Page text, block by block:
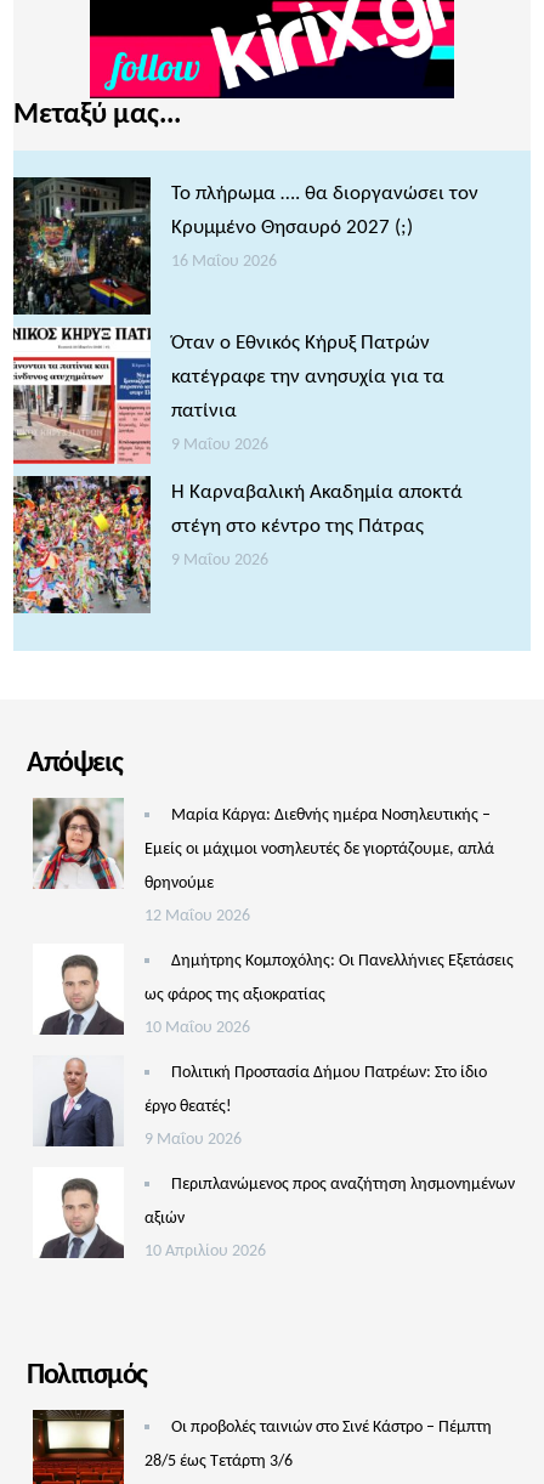
Μεταξύ μας...
Το πλήρωμα …. θα διοργανώσει τον
Κρυμμένο Θησαυρό 2027 (;)
16 Μαΐου 2026
Όταν ο Εθνικός Κήρυξ Πατρών
κατέγραφε την ανησυχία για τα
πατίνια
9 Μαΐου 2026
Η Καρναβαλική Ακαδημία αποκτά
στέγη στο κέντρο της Πάτρας
9 Μαΐου 2026
Απόψεις
Μαρία Κάργα: Διεθνής ημέρα Νοσηλευτικής –
Εμείς οι μάχιμοι νοσηλευτές δε γιορτάζουμε, απλά
θρηνούμε
12 Μαΐου 2026
Δημήτρης Κομποχόλης: Οι Πανελλήνιες Εξετάσεις
ως φάρος της αξιοκρατίας
10 Μαΐου 2026
Πολιτική Προστασία Δήμου Πατρέων: Στο ίδιο
έργο θεατές!
9 Μαΐου 2026
Περιπλανώμενος προς αναζήτηση λησμονημένων
αξιών
10 Απριλίου 2026
Πολιτισμός
Οι προβολές ταινιών στο Σινέ Κάστρο – Πέμπτη
28/5 έως Τετάρτη 3/6